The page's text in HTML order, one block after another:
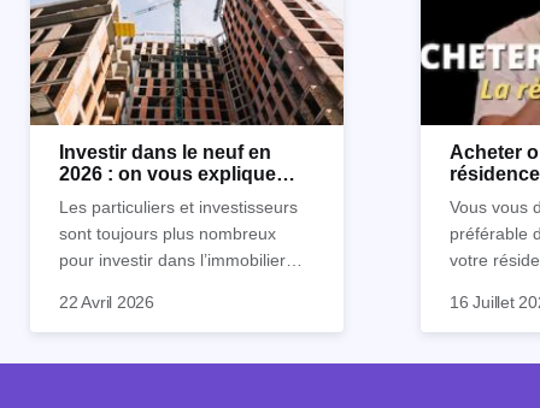
Investir dans le neuf en
2026 : on vous explique
Les particuliers et investisseurs
sont toujours plus nombreux
pour investir dans l’immobilier
nombreux avantages à choisir ce
expliquons tout dans cet article.
22 Avril 2026
Acheter
Vous vous
préférable
votre
pour
la règle
fenêtres"
16 Juillet